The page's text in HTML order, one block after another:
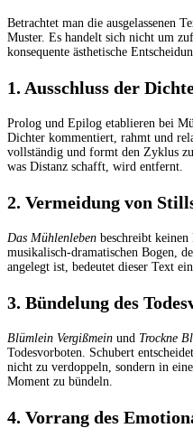
Betrachtet man die ausgelassenen
Muster. Es handelt sich nicht um
konsequente ästhetische
1. Ausschluss der
Prolog und Epilog etablieren bei
Dichter kommentiert, rahmt und
vollständig und formt den Zyklus
was Distanz schafft, wird entfernt.
2. Vermeidung von
Das Mühlenleben beschreibt
musikalisch-dramatischen Bogen,
angelegt ist, bedeutet dieser Text
3. Bündelung des
Blümlein Vergißmein und Trockne
Todesvorboten. Schubert
nicht zu verdoppeln, sondern in
Moment zu bündeln.
4. Vorrang des